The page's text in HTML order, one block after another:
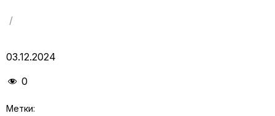
/
03.12.2024
0
Метки: